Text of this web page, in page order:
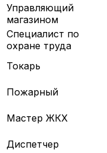
Управляющий
магазином
Специалист по
охране труда
Токарь
Пожарный
Мастер ЖКХ
Диспетчер